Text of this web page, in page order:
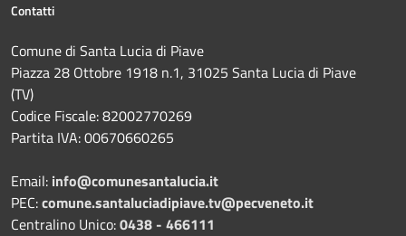
Contatti
Comune di Santa Lucia di Piave
Piazza 28 Ottobre 1918 n.1, 31025 Santa Lucia di Piave
(TV)
Codice Fiscale: 82002770269
Partita IVA: 00670660265
Email: info@comunesantalucia.it
PEC:comune.santaluciadipiave.tv@pecveneto.it
Centralino Unico:0438 - 466111